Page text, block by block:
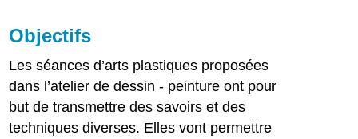
Objectifs
Les séances d’arts plastiques proposées
dans l’atelier de dessin - peinture ont pour
but de transmettre des savoirs et des
techniques diverses. Elles vont permettre